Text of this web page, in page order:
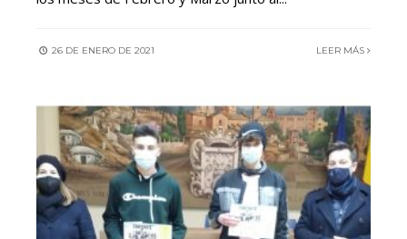
26 DE ENERO DE 2021 LEER MÁS